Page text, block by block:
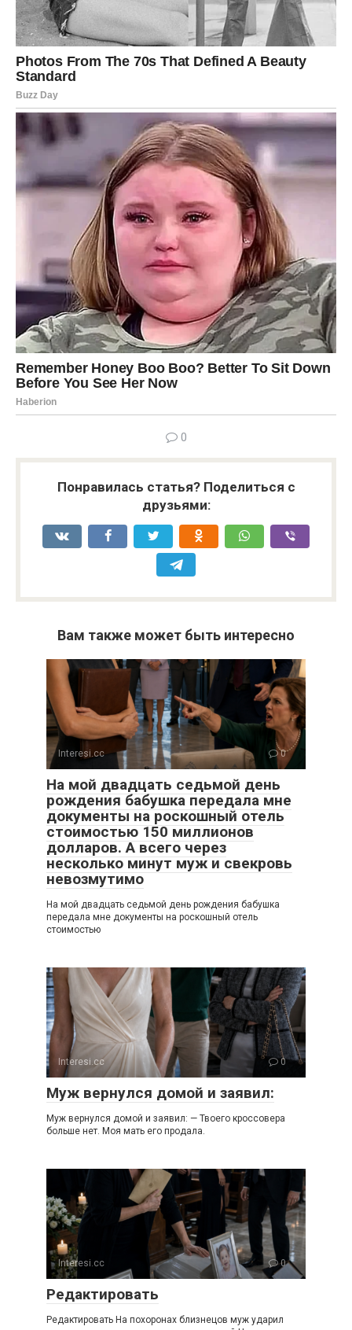
0
Понравилась статья? Поделиться с
друзьями:
Вам также может быть интересно
Interesi.cc 0
На мой двадцать седьмой день
рождения бабушка передала мне
документы на роскошный отель
стоимостью 150 миллионов
долларов. А всего через
несколько минут муж и свекровь
невозмутимо
На мой двадцать седьмой день рождения бабушка
передала мне документы на роскошный отель
стоимостью
Interesi.cc 0
Муж вернулся домой и заявил:
Муж вернулся домой и заявил: — Твоего кроссовера
больше нет. Моя мать его продала.
Interesi.cc 0
Редактировать
Редактировать На похоронах близнецов муж ударил